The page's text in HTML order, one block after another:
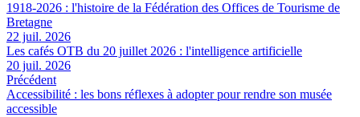
1918-2026 : l'histoire de la Fédération des Offices de Tourisme de
Bretagne
22 juil. 2026
Les cafés OTB du 20 juillet 2026 : l'intelligence artificielle
20 juil. 2026
Précédent
Accessibilité : les bons réflexes à adopter pour rendre son musée
accessible